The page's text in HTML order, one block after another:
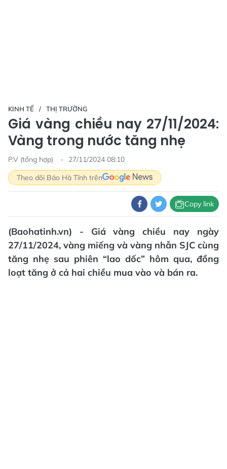
KINH TẾ THỊ TRƯỜNG
Giá vàng chiều nay 27/11/2024:
Vàng trong nước tăng nhẹ
P.V (tổng hợp)
27/11/2024 08:10
Theo dõi Báo Hà Tĩnh trên
Copy link
(Baohatinh.vn) - Giá vàng chiều nay ngày
27/11/2024, vàng miếng và vàng nhẫn SJC cùng
tăng nhẹ sau phiên “lao dốc” hôm qua, đồng
loạt tăng ở cả hai chiều mua vào và bán ra.